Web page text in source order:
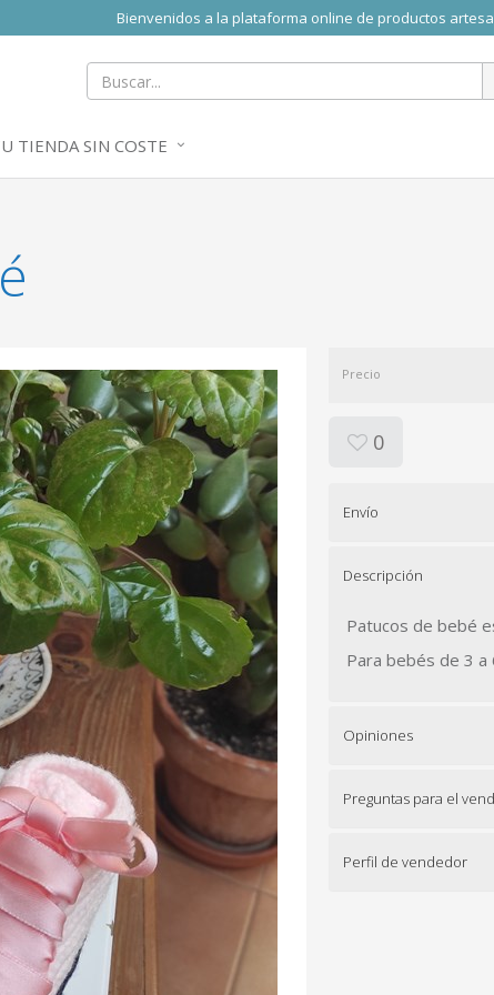
Bienvenidos a la plataforma online de productos
TIENDA SIN COSTE
Precio
0
Envío
Descripción
Patucos de bebé
Para bebés de 3 a
Opiniones
Preguntas para el
Perfil de vendedor